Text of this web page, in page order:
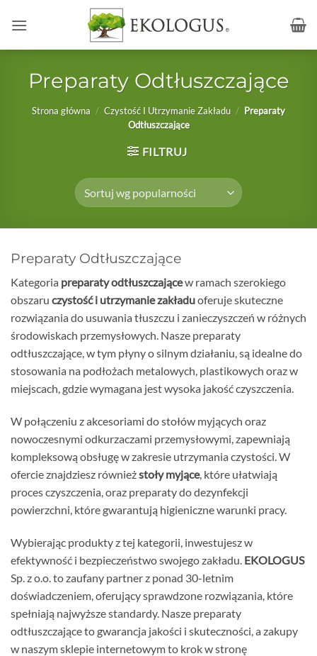
Preparaty Odtłuszczające
Strona główna / Czystość I Utrzymanie Zakładu / Preparaty
Odtłuszczające
FILTRUJ
Preparaty Odtłuszczające
Kategoria preparaty odtłuszczającew ramach szerokiego
obszaru czystość i utrzymanie zakładuoferuje skuteczne
rozwiązania do usuwania tłuszczu i zanieczyszczeń w różnych
środowiskach przemysłowych. Nasze preparaty
odtłuszczające, w tym płyny o silnym działaniu, są idealne do
stosowania na podłożach metalowych, plastikowych oraz w
miejscach, gdzie wymagana jest wysoka jakość czyszczenia.
W połączeniu z akcesoriami do stołów myjących oraz
nowoczesnymi odkurzaczami przemysłowymi, zapewniają
kompleksową obsługę w zakresie utrzymania czystości. W
ofercie znajdziesz równieżstoły myjące, które ułatwiają
proces czyszczenia, oraz preparaty do dezynfekcji
powierzchni, które gwarantują higieniczne warunki pracy.
Wybierając produkty z tej kategorii, inwestujesz w
efektywność i bezpieczeństwo swojego zakładu. EKOLOGUS
Sp. z o.o. to zaufany partner z ponad 30-letnim
doświadczeniem, oferujący sprawdzone rozwiązania, które
spełniają najwyższe standardy. Nasze preparaty
odtłuszczające to gwarancja jakości i skuteczności, a zakupy
w naszym sklepie internetowym to krok w stronę